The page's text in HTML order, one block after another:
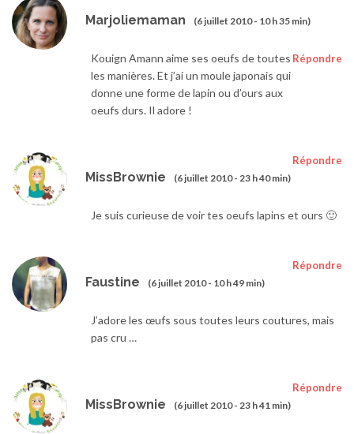
Marjoliemaman (6 juillet 2010 - 10 h 35 min)
Répondre
Kouign Amann aime ses oeufs de toutes
les manières. Et j’ai un moule japonais qui
donne une forme de lapin ou d’ours aux
oeufs durs. Il adore !
MissBrownie (6 juillet 2010 - 23 h 40 min)
Répondre
Je suis curieuse de voir tes oeufs lapins et ours 🙂
Faustine (6 juillet 2010 - 10 h 49 min)
Répondre
J’adore les œufs sous toutes leurs coutures, mais
pas cru …
MissBrownie (6 juillet 2010 - 23 h 41 min)
Répondre